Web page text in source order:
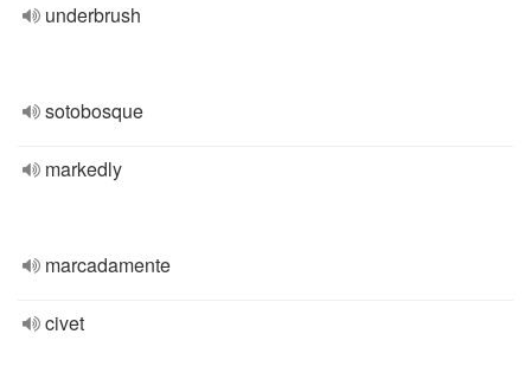
underbrush
sotobosque
markedly
marcadamente
civet